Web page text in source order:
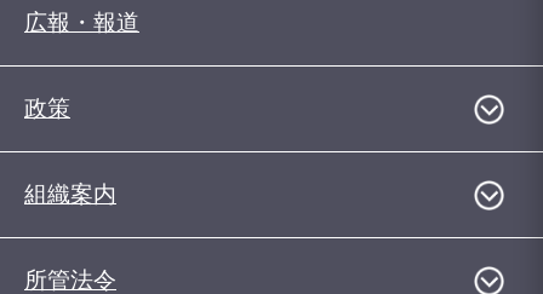
広報・報道
政策
組織案内
所管法令